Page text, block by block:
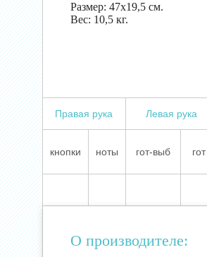
Размер: 47х19,5 см.
Вес: 10,5 кг.
Правая рука Левая рука
кнопки ноты гот-выб гот
О производителе: